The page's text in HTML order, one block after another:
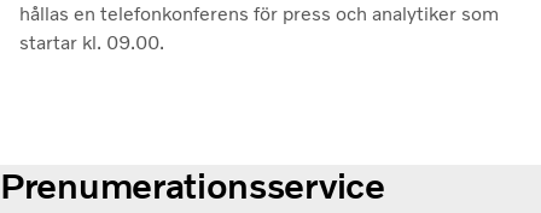
hållas en telefonkonferens för press och analytiker som
startar kl. 09.00.
Prenumerationsservice